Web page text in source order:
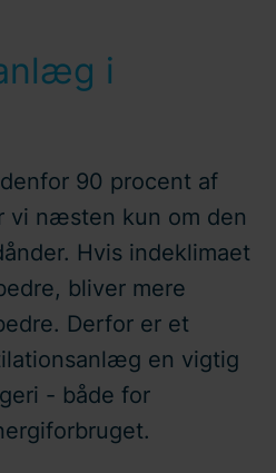
i
90 procent af
vi næsten kun om den
Hvis indeklimaet
bliver mere
Derfor er et
en vigtig
- både for